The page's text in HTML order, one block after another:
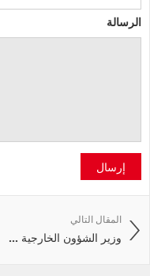
الرسالة
إرسال
المقال التالي
وزير الشؤون الخارجية ...